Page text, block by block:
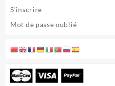
S’inscrire
Mot de passe oublié